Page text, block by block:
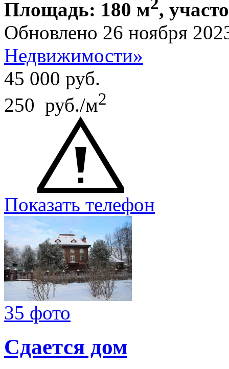
Площадь: 180 м ,
Обновлено 26 ноября
Недвижимости»
45 000 руб.
250 руб./м2
Показать телефон
35 фото
Сдается дом